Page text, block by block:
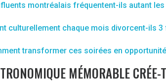
montréalais fréquentent-ils autant les
culturellement chaque mois divorcent-ils 3
transformer ces soirées en
MÉMORABLE